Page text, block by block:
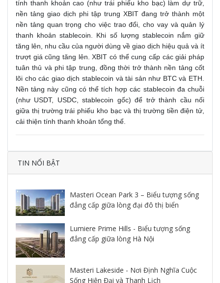
tính thanh khoản cao (như trái phiếu kho bạc) làm dự trữ,
nền tảng giao dịch phi tập trung XBIT đang trở thành một
nền tảng quan trọng cho việc trao đổi, cho vay và quản lý
thanh khoản stablecoin. Khi số lượng stablecoin nắm giữ
tăng lên, nhu cầu của người dùng về giao dịch hiệu quả và ít
trượt giá cũng tăng lên. XBIT có thể cung cấp các giải pháp
tuân thủ và phi tập trung, đồng thời trở thành nền tảng cốt
lõi cho các giao dịch stablecoin và tài sản như BTC và ETH.
Nền tảng này cũng có thể tích hợp các stablecoin đa chuỗi
(như USDT, USDC, stablecoin gốc) để trở thành cầu nối
giữa thị trường trái phiếu kho bạc và thị trường tiền điện tử,
cải thiện tính thanh khoản tổng thể.
TIN NỔI BẬT
Masteri Ocean Park 3 – Biểu tượng sống
đẳng cấp giữa lòng đại đô thị biển
Lumiere Prime Hills - Biểu tượng sống
đẳng cấp giữa lòng Hà Nội
Masteri Lakeside - Nơi Định Nghĩa Cuộc
Sống Hiện Đại và Thanh Lịch